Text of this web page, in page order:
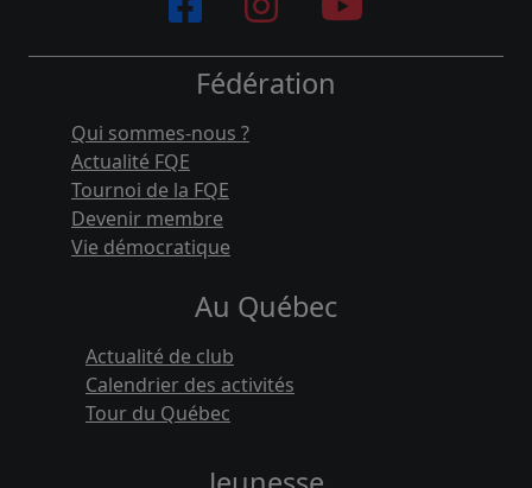
Fédération
Qui sommes-nous ?
Actualité FQE
Tournoi de la FQE
Devenir membre
Vie démocratique
Au Québec
Actualité de club
Calendrier des activités
Tour du Québec